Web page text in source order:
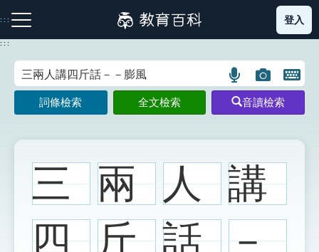
到
主
:::
注音索引圖示 筆畫索引圖示 部首索引表圖示
網站導覽
登入
:::
語
言
搜
示
圖
片
搜
示
開
鍵
圖
詞條檢索 全文檢索 音讀檢索
三 兩 人 講
四 斤 話 －